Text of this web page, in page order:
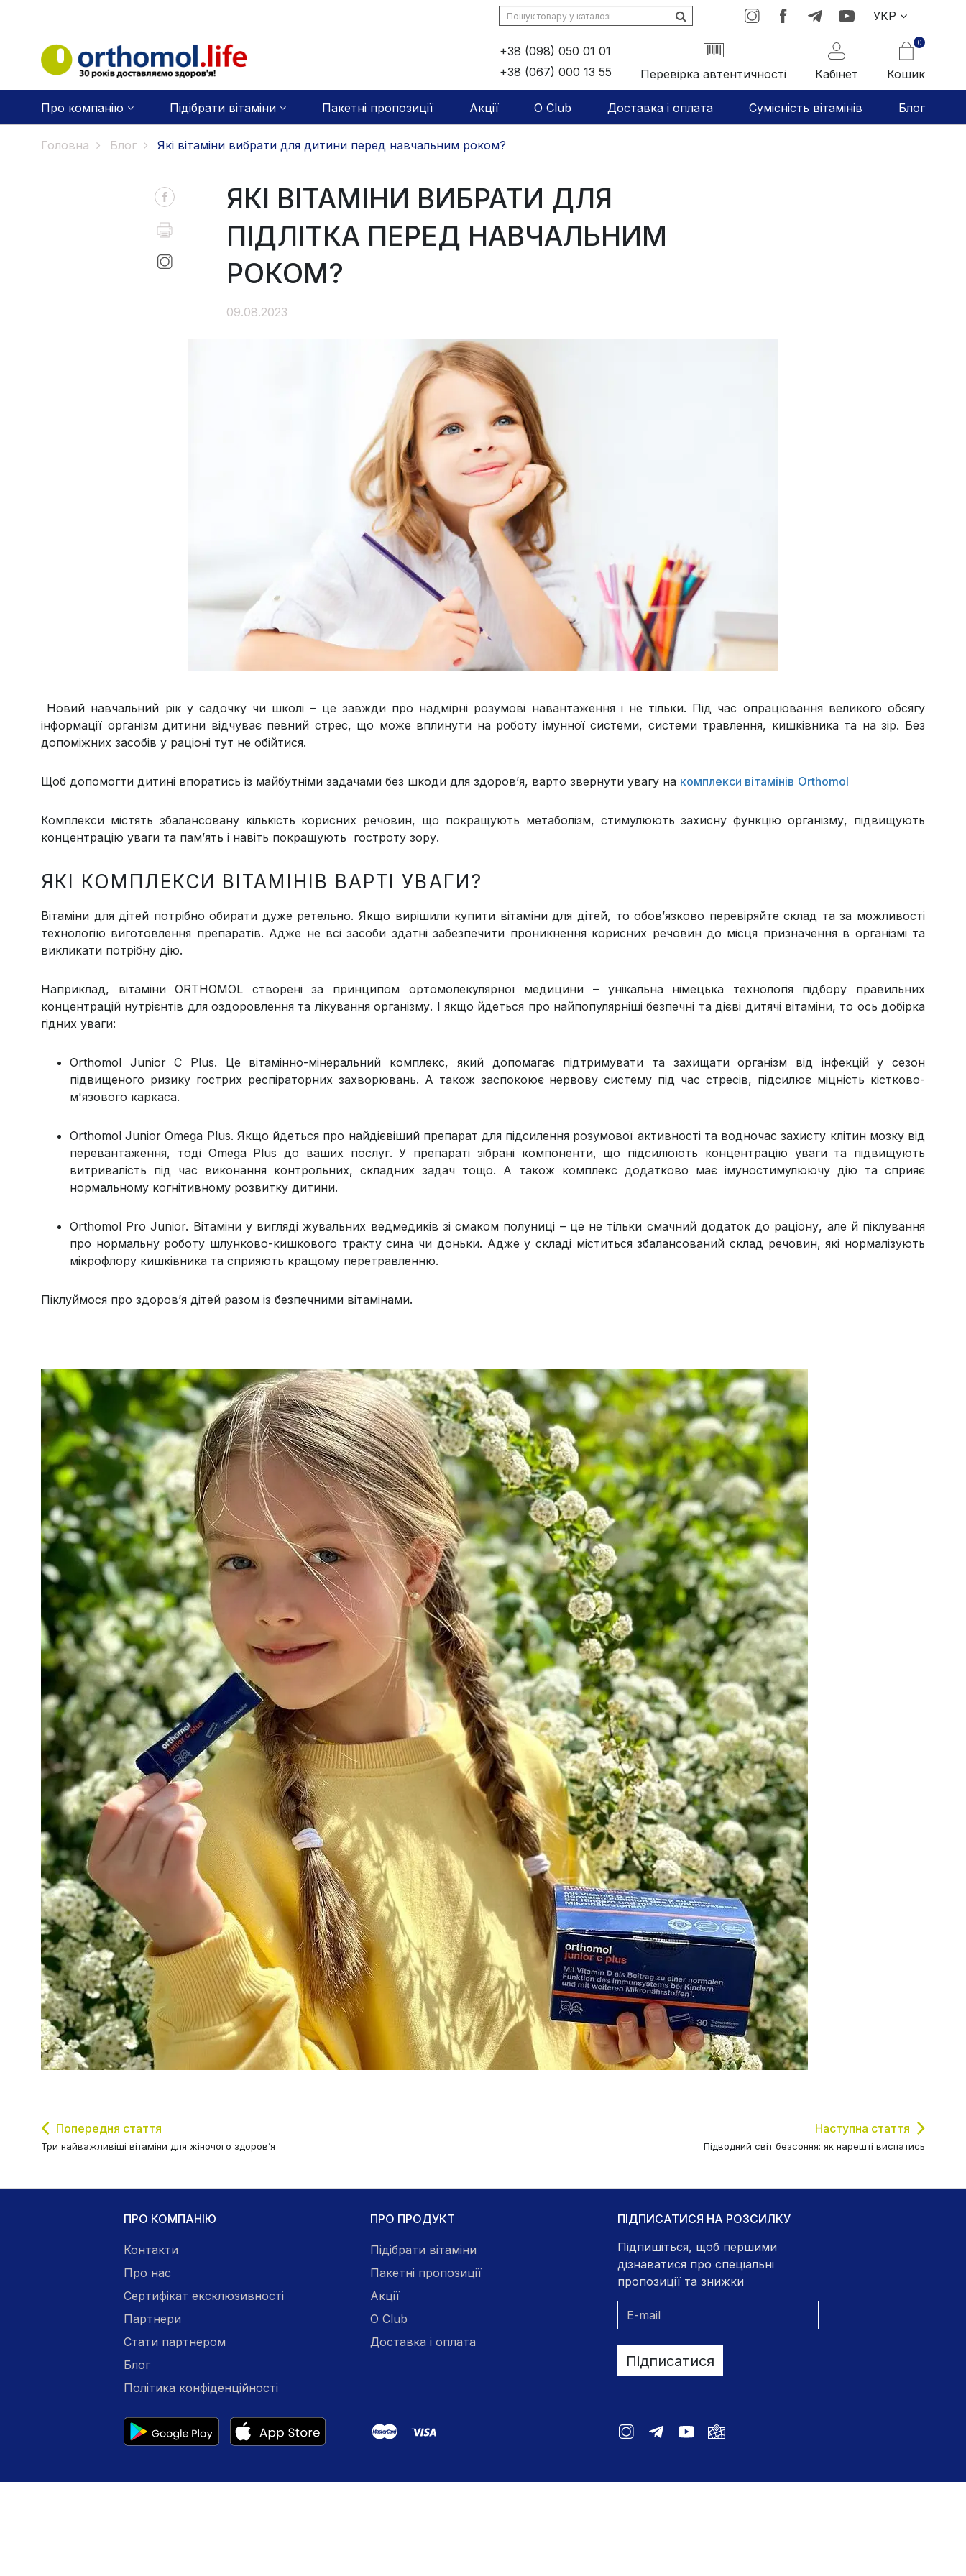
УКР
+38 (098) 050 01 01
+38 (067) 000 13 55
Перевірка автентичності Кабінет
0
Кошик
Про компанію Підібрати вітаміни Пакетні пропозиції Акції O Club Доставка і оплата Сумісність вітамінів Блог
Головна Блог Які вітаміни вибрати для дитини перед навчальним роком?
ЯКІ ВІТАМІНИ ВИБРАТИ ДЛЯ
ПІДЛІТКА ПЕРЕД НАВЧАЛЬНИМ
РОКОМ?
09.08.2023
Новий навчальний рік у садочку чи школі – це завжди про надмірні розумові навантаження і не тільки. Під час опрацювання великого обсягу
інформації організм дитини відчуває певний стрес, що може вплинути на роботу імунної системи, системи травлення, кишківника та на зір. Без
допоміжних засобів у раціоні тут не обійтися.
Щоб допомогти дитині впоратись із майбутніми задачами без шкоди для здоров’я, варто звернути увагу на комплекси вітамінів Orthomol
Комплекси містять збалансовану кількість корисних речовин, що покращують метаболізм, стимулюють захисну функцію організму, підвищують
концентрацію уваги та пам’ять і навіть покращують гостроту зору.
ЯКІ КОМПЛЕКСИ ВІТАМІНІВ ВАРТІ УВАГИ?
Вітаміни для дітей потрібно обирати дуже ретельно. Якщо вирішили купити вітаміни для дітей, то обов’язково перевіряйте склад та за можливості
технологію виготовлення препаратів. Адже не всі засоби здатні забезпечити проникнення корисних речовин до місця призначення в організмі та
викликати потрібну дію.
Наприклад, вітаміни ORTHOMOL створені за принципом ортомолекулярної медицини – унікальна німецька технологія підбору правильних
концентрацій нутрієнтів для оздоровлення та лікування організму. І якщо йдеться про найпопулярніші безпечні та дієві дитячі вітаміни, то ось добірка
гідних уваги:
Orthomol Junior C Plus. Це вітамінно-мінеральний комплекс, який допомагає підтримувати та захищати організм від інфекцій у сезон
підвищеного ризику гострих респіраторних захворювань. А також заспокоює нервову систему під час стресів, підсилює міцність кістково-
м'язового каркаса.
Orthomol Junior Omega Plus. Якщо йдеться про найдієвіший препарат для підсилення розумової активності та водночас захисту клітин мозку від
перевантаження, тоді Omega Plus до ваших послуг. У препараті зібрані компоненти, що підсилюють концентрацію уваги та підвищують
витривалість під час виконання контрольних, складних задач тощо. А також комплекс додатково має імуностимулюючу дію та сприяє
нормальному когнітивному розвитку дитини.
Orthomol Pro Junior. Вітаміни у вигляді жувальних ведмедиків зі смаком полуниці – це не тільки смачний додаток до раціону, але й піклування
про нормальну роботу шлунково-кишкового тракту сина чи доньки. Адже у складі міститься збалансований склад речовин, які нормалізують
мікрофлору кишківника та сприяють кращому перетравленню.
Піклуймося про здоров’я дітей разом із безпечними вітамінами.
Попередня стаття
Три найважливіші вітаміни для жіночого здоров’я
Наступна стаття
Підводний світ безсоння: як нарешті виспатись
ПРО КОМПАНІЮ
Контакти
Про нас
Сертифікат ексклюзивності
Партнери
Стати партнером
Блог
Політика конфіденційності
ПРО ПРОДУКТ
Підібрати вітаміни
Пакетні пропозиції
Акції
O Club
Доставка і оплата
ПІДПИСАТИСЯ НА РОЗСИЛКУ
Підпишіться, щоб першими
дізнаватися про спеціальні
пропозиції та знижки
Підписатися